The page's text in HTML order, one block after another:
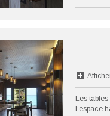
Les
l’espace